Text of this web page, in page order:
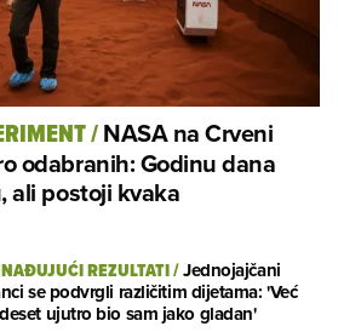
/NASA na Crveni
odabranih: Godinu dana
ali postoji kvaka
REZULTATI/Jednojajčani
se podvrgli različitim dijetama: 'Već
ujutro bio sam jako gladan'